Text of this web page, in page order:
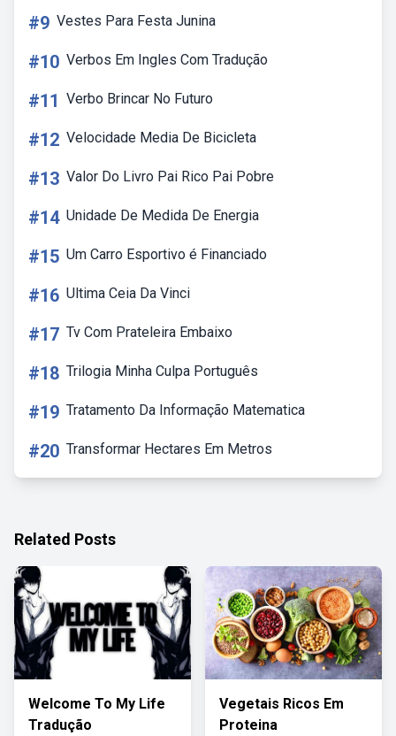
#9 Vestes Para Festa Junina
#10 Verbos Em Ingles Com Tradução
#11 Verbo Brincar No Futuro
#12 Velocidade Media De Bicicleta
#13 Valor Do Livro Pai Rico Pai Pobre
#14 Unidade De Medida De Energia
#15 Um Carro Esportivo é Financiado
#16 Ultima Ceia Da Vinci
#17 Tv Com Prateleira Embaixo
#18 Trilogia Minha Culpa Português
#19 Tratamento Da Informação Matematica
#20 Transformar Hectares Em Metros
Related Posts
Welcome To My Life
Tradução
Vegetais Ricos Em
Proteina